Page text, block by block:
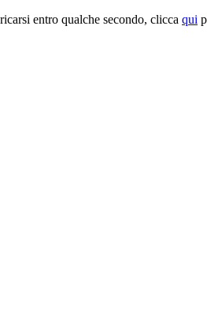
entro qualche secondo, clicca qui